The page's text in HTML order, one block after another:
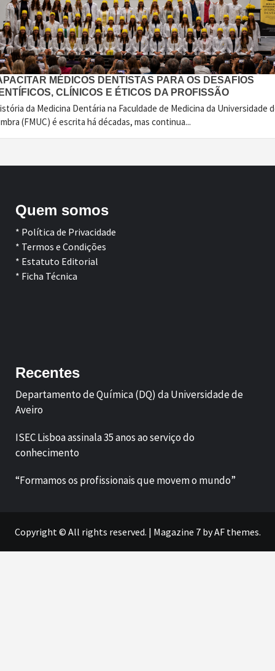
MÉDICOS DENTISTAS PARA OS DESAFIOS
CLÍNICOS E ÉTICOS DA PROFISSÃO
da Medicina Dentária na Faculdade de Medicina da Universidade
(FMUC) é escrita há décadas, mas continua...
Quem somos
* Política de Privacidade
* Termos e Condições
* Estatuto Editorial
* Ficha Técnica
Recentes
Departamento de Química (DQ) da Universidade de
Aveiro
ISEC Lisboa assinala 35 anos ao serviço do
conhecimento
“Formamos os profissionais que movem o mundo”
Copyright © All rights reserved. | Magazine 7by AF themes.